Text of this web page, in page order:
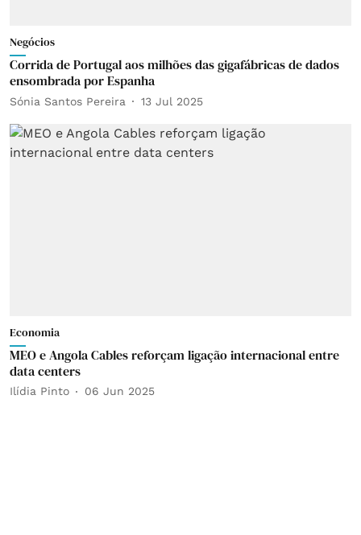
Negócios
Corrida de Portugal aos milhões das gigafábricas de dados
ensombrada por Espanha
Sónia Santos Pereira 13 Jul 2025
Economia
MEO e Angola Cables reforçam ligação internacional entre
data centers
Ilídia Pinto 06 Jun 2025